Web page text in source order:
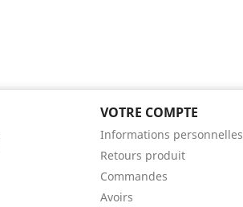
VOTRE COMPTE
Informations personnelles
Retours produit
Commandes
Avoirs